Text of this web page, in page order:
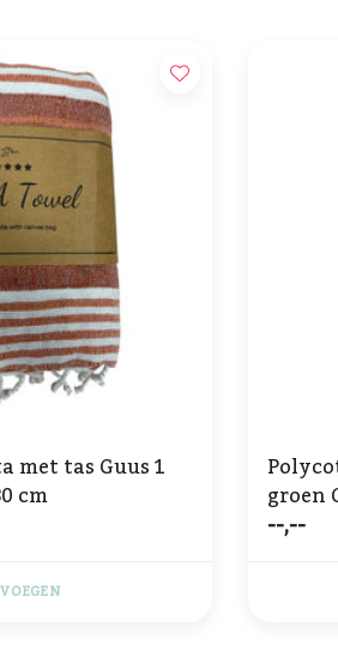
met tas Guus 1
cm groen
--,--